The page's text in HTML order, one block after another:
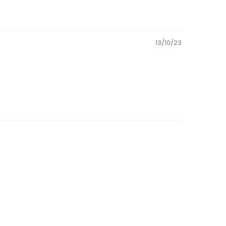
13/10/23